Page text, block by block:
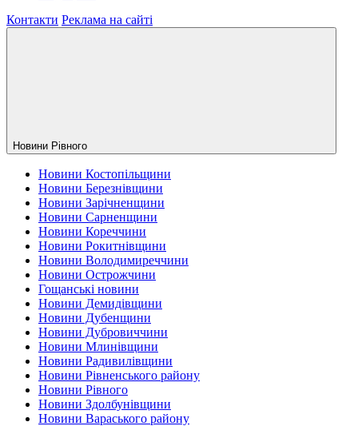
Контакти Реклама на сайті
Новини Рiвного
Новини Костопільщини
Новини Березнівщини
Новини Зарічненщини
Новини Сарненщини
Новини Кореччини
Новини Рокитнівщини
Новини Володимиреччини
Новини Острожчини
Гощанські новини
Новини Демидівщини
Новини Дубенщини
Новини Дубровиччини
Новини Млинівщини
Новини Радивилівщини
Новини Рівненського району
Новини Рівного
Новини Здолбунівщини
Новини Вараського району